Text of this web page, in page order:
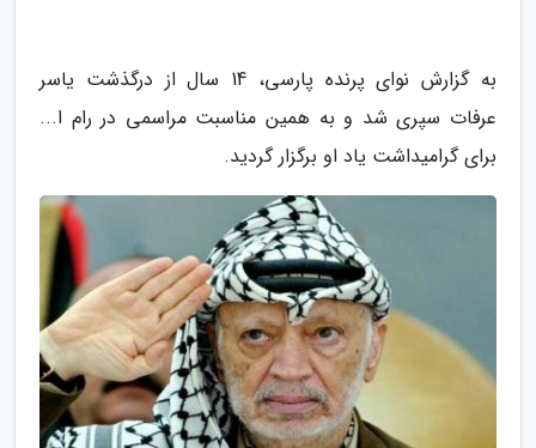
به گزارش نوای پرنده پارسی، 14 سال از درگذشت یاسر
عرفات سپری شد و به همین مناسبت مراسمی در رام ا...
برای گرامیداشت یاد او برگزار گردید.